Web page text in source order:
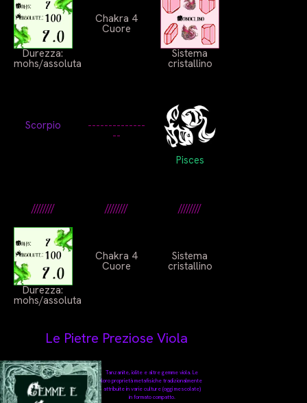
Durezza:
mohs/assoluta
Chakra 4
Cuore
Sistema
cristallino
Scorpio --------------
--
Pisces
//////// //////// ////////
Durezza:
mohs/assoluta
Chakra 4
Cuore
Sistema
cristallino
Le Pietre Preziose Viola
Tanzanite, iolite e altre gemme viola. Le
loro proprietà metafisiche tradizionalmente
attribuite in varie culture (oggi mescolate)
in formato compatto.